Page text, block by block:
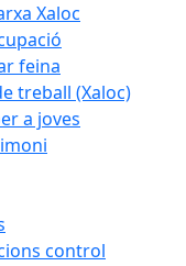
Xaloc
feina
treball (Xaloc)
a joves
control